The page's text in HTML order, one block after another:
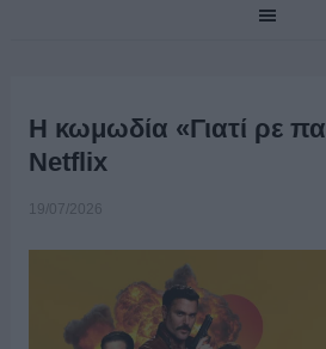
Η κωμωδία «Γιατί ρε
Netflix
19/07/2026